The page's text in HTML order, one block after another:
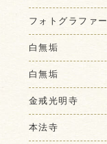
フォトグラファー
白無垢
白無垢
金戒光明寺
本法寺